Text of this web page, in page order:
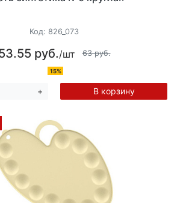
Код: 826_073
руб./шт 63 руб.
15%
+ В корзину